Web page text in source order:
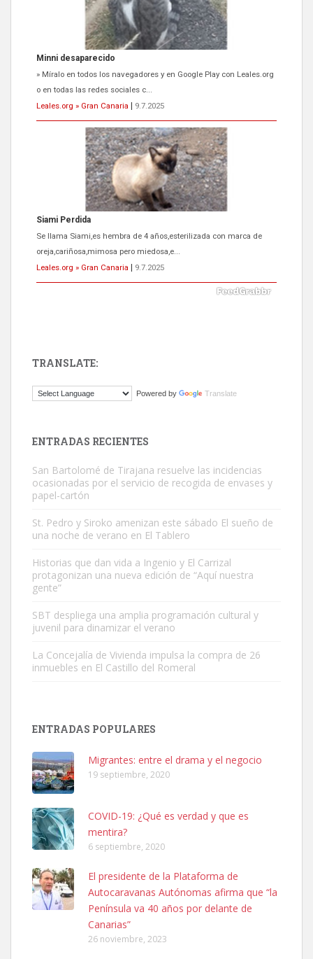
Siami Perdida
Se llama Siami,es hembra de 4 años,esterilizada con marca de
oreja,cariñosa,mimosa pero miedosa,e...
Leales.org » Gran Canaria
9.7.2025
ADOPCIÓN URGENTE GATA TEROR GRAN CANARIA
El ayuntamiento se va a llevar a Los Gatos callejeros de la zona los
próximos días, ella incluida...
Leales.org » Gran Canaria
9.7.2025
Este gato macho ha aparecido en la calle hace menos de un mes,
Busco adopción responsable para mi perra. Pastor alemán,
hembra, 4 años. Por motivos personales ...
Leales.org » Gran Canaria
Leales.org » Gran Canaria
Ninfa perdida
El día 5 se los perdió una ninfa papillera, asustada tiene miedo a la
calle, se perdió por la zon...
Leales.org » Gran Canaria
6.7.2025
TRANSLATE:
Powered by Translate
ENTRADAS RECIENTES
San Bartolomé de Tirajana resuelve las incidencias
ocasionadas por el servicio de recogida de envases y
papel-cartón
St. Pedro y Siroko amenizan este sábado El sueño de
una noche de verano en El Tablero
Historias que dan vida a Ingenio y El Carrizal
protagonizan una nueva edición de “Aquí nuestra
gente”
SBT despliega una amplia programación cultural y
juvenil para dinamizar el verano
La Concejalía de Vivienda impulsa la compra de 26
inmuebles en El Castillo del Romeral
ENTRADAS POPULARES
Migrantes: entre el drama y el negocio
19 septiembre, 2020
COVID-19: ¿Qué es verdad y que es
mentira?
6 septiembre, 2020
El presidente de la Plataforma de
Autocaravanas Autónomas afirma que “la
Península va 40 años por delante de
Canarias”
26 noviembre, 2023